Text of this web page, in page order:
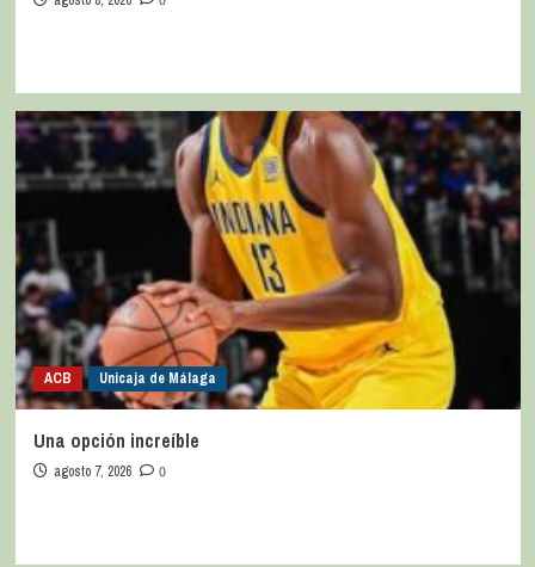
ACB Unicaja de Málaga
Una opción increíble
agosto 7, 2026 0